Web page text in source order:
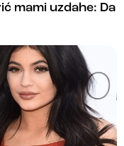
mami uzdahe: Da